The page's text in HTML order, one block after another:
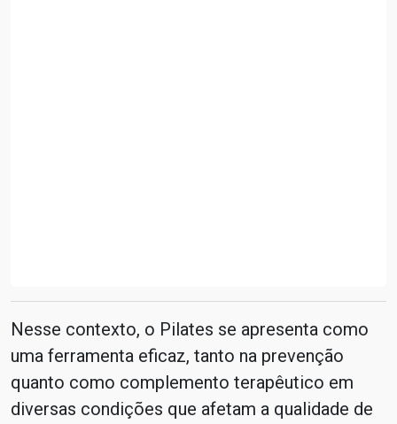
Nesse contexto, o Pilates se apresenta como
uma ferramenta eficaz, tanto na prevenção
quanto como complemento terapêutico em
diversas condições que afetam a qualidade de